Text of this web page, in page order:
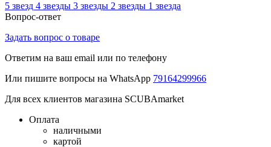
5 звезд 4 звезды 3 звезды 2 звезды 1 звезда
Вопрос-ответ
Задать вопрос о товаре
Ответим на ваш email или по телефону
Или пишите вопросы на WhatsApp 79164299966
Для всех клиентов магазина SCUBAmarket
Оплата
наличными
картой